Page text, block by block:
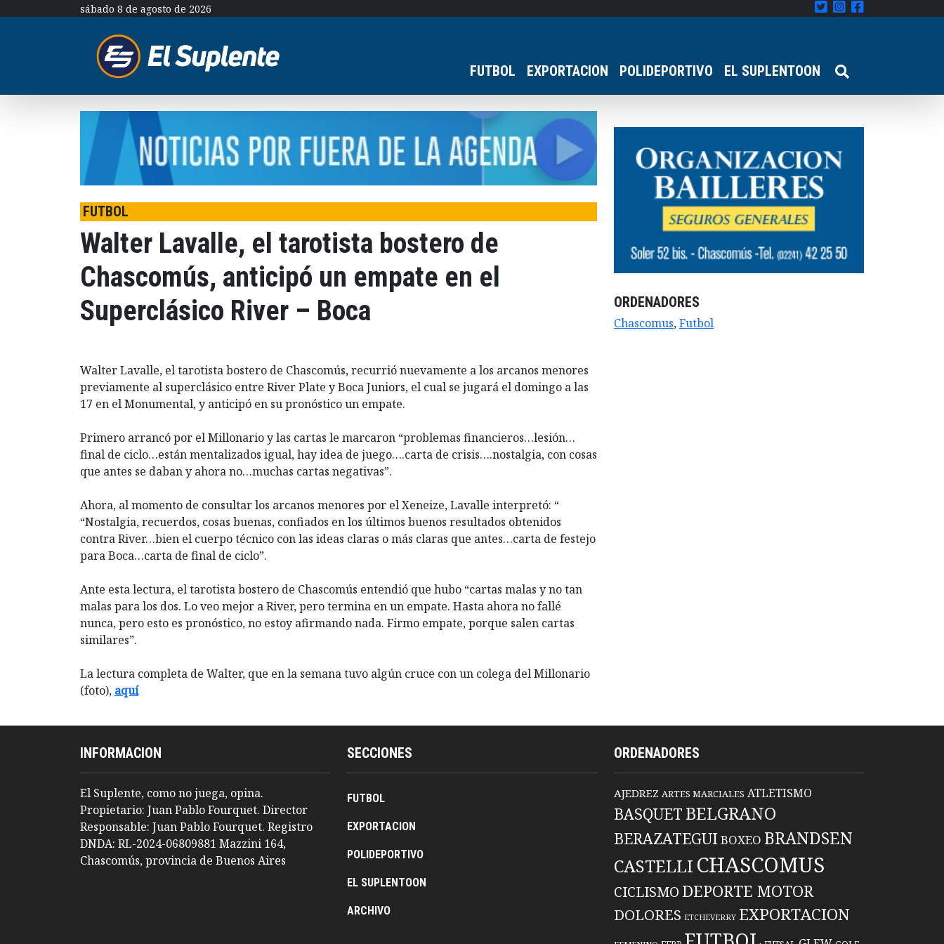
sábado 8 de agosto de 2026
FUTBOL EXPORTACION POLIDEPORTIVO EL SUPLENTOON
FUTBOL
Walter Lavalle, el tarotista bostero de
Chascomús, anticipó un empate en el
Superclásico River – Boca
Walter Lavalle, el tarotista bostero de Chascomús, recurrió nuevamente a los arcanos menores
previamente al superclásico entre River Plate y Boca Juniors, el cual se jugará el domingo a las
17 en el Monumental, y anticipó en su pronóstico un empate.
Primero arrancó por el Millonario y las cartas le marcaron “problemas financieros…lesión…
final de ciclo…están mentalizados igual, hay idea de juego….carta de crisis….nostalgia, con cosas
que antes se daban y ahora no…muchas cartas negativas”.
Ahora, al momento de consultar los arcanos menores por el Xeneize, Lavalle interpretó: “
“Nostalgia, recuerdos, cosas buenas, confiados en los últimos buenos resultados obtenidos
contra River…bien el cuerpo técnico con las ideas claras o más claras que antes…carta de festejo
para Boca…carta de final de ciclo”.
Ante esta lectura, el tarotista bostero de Chascomús entendió que hubo “cartas malas y no tan
malas para los dos. Lo veo mejor a River, pero termina en un empate. Hasta ahora no fallé
nunca, pero esto es pronóstico, no estoy afirmando nada. Firmo empate, porque salen cartas
similares”.
La lectura completa de Walter, que en la semana tuvo algún cruce con un colega del Millonario
(foto), aquí
ORDENADORES
Chascomus,Futbol
INFORMACION
El Suplente, como no juega, opina.
Propietario: Juan Pablo Fourquet. Director
Responsable: Juan Pablo Fourquet. Registro
DNDA: RL-2024-06809881 Mazzini 164,
Chascomús, provincia de Buenos Aires
SECCIONES
FUTBOL
EXPORTACION
POLIDEPORTIVO
EL SUPLENTOON
ARCHIVO
ORDENADORES
AJEDREZ ARTES MARCIALES ATLETISMO
BASQUET BELGRANO
BERAZATEGUIBOXEO BRANDSEN
CASTELLI CHASCOMUS
CICLISMO DEPORTE MOTOR
DOLORES ETCHEVERRY EXPORTACION